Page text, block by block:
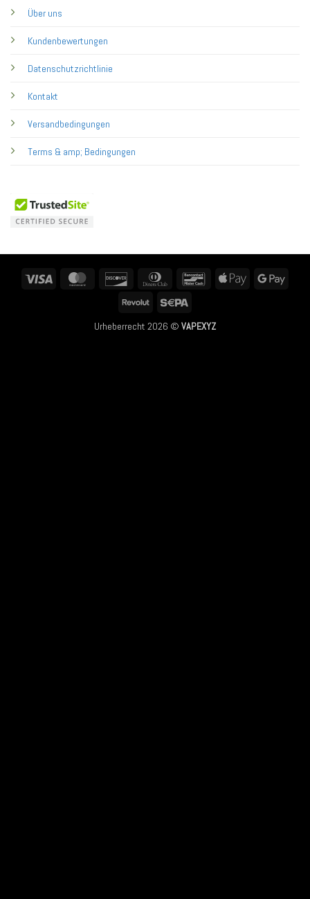
Über uns
Kundenbewertungen
Datenschutzrichtlinie
Kontakt
Versandbedingungen
Terms & amp; Bedingungen
MasterCard Discover
Dinners
BancontactApple
Revolut
Urheberrecht 2026 © VAPEXYZ